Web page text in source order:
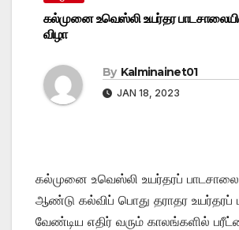
கல்முனை உவெஸ்லி உயர்தர
விழா
By Kalminainet01
JAN 18, 2023
கல்முனை உவெஸ்லி உயர்தரப் பாடசாலை
ஆண்டு கல்விப் பொது தராதர உயர்தரப்
வேண்டிய எதிர் வரும் காலங்களில்